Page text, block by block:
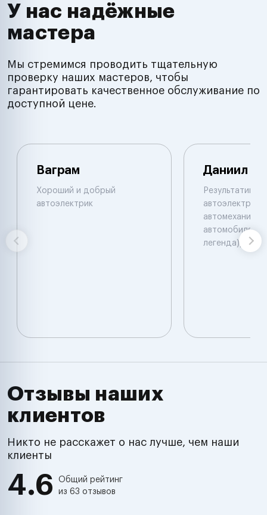
У нас надёжные
мастера
Мы стремимся проводить тщательную
проверку наших мастеров, чтобы
гарантировать качественное обслуживание по
доступной цене.
Ваграм
Хороший и добрый
автоэлектрик
Даниил
автоэлектрик и
автомеханик
автомобилям.
легенда))
Отзывы наших
клиентов
Никто не расскажет о нас лучше, чем наши
клиенты
4.6
Общий рейтинг
из 63 отзывов